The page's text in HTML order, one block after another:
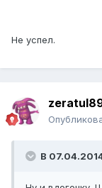
Не успел.
В